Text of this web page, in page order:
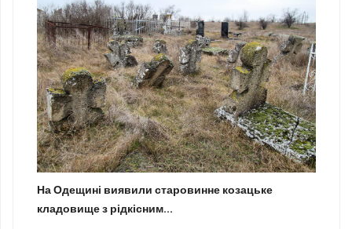
На Одещині виявили старовинне козацьке
кладовище з рідкісним...